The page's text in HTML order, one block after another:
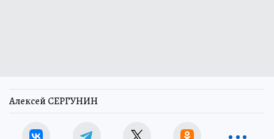
Алексей СЕРГУНИН